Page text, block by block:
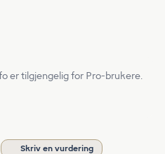
er tilgjengelig for Pro-brukere.
Skriv en vurdering